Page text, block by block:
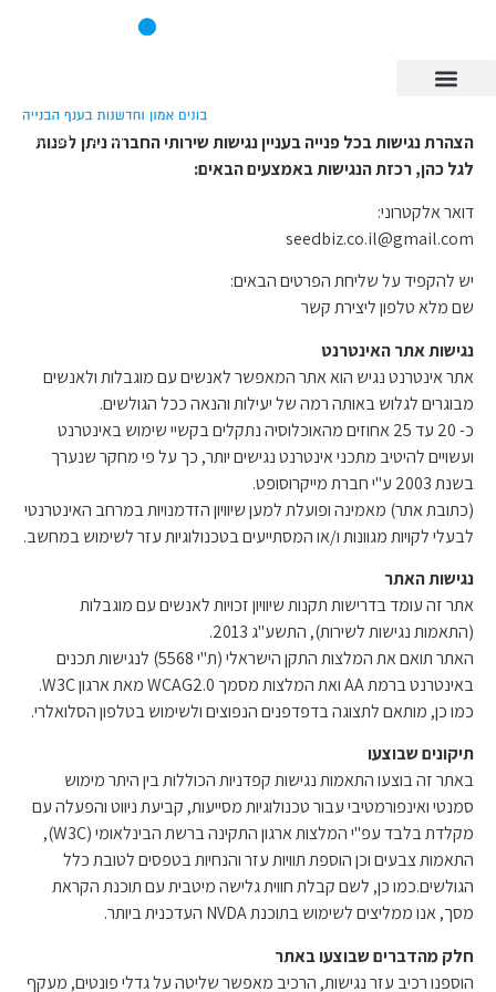
מס' קבלן רשום 37827
הצהרת נגישות בכל פנייה בעניין נגישות שירותי החברה ניתן לפנות
לגל כהן, רכזת הנגישות באמצעים הבאים:
דואר אלקטרוני:
seedbiz.co.il@gmail.com
יש להקפיד על שליחת הפרטים הבאים:
שם מלא טלפון ליצירת קשר
נגישות אתר האינטרנט
אתר אינטרנט נגיש הוא אתר המאפשר לאנשים עם מוגבלות ולאנשים
מבוגרים לגלוש באותה רמה של יעילות והנאה ככל הגולשים.
כ- 20 עד 25 אחוזים מהאוכלוסיה נתקלים בקשיי שימוש באינטרנט
ועשויים להיטיב מתכני אינטרנט נגישים יותר, כך על פי מחקר שנערך
בשנת 2003 ע"י חברת מייקרוסופט.
(כתובת אתר) מאמינה ופועלת למען שיוויון הזדמנויות במרחב האינטרנטי
לבעלי לקויות מגוונות ו/או המסתייעים בטכנולוגיות עזר לשימוש במחשב.
נגישות האתר
אתר זה עומד בדרישות תקנות שיוויון זכויות לאנשים עם מוגבלות
(התאמות נגישות לשירות), התשע"ג 2013.
האתר תואם את המלצות התקן הישראלי (ת"י 5568) לנגישות תכנים
באינטרנט ברמת AA ואת המלצות מסמך WCAG2.0 מאת ארגון W3C.
כמו כן, מותאם לתצוגה בדפדפנים הנפוצים ולשימוש בטלפון הסלואלרי.
תיקונים שבוצעו
באתר זה בוצעו התאמות נגישות קפדניות הכוללות בין היתר מימוש
סמנטי ואינפורמטיבי עבור טכנולוגיות מסייעות, קביעת ניווט והפעלה עם
מקלדת בלבד עפ"י המלצות ארגון התקינה ברשת הבינלאומי (W3C),
התאמות צבעים וכן הוספת תוויות עזר והנחיות בטפסים לטובת כלל
הגולשים.כמו כן, לשם קבלת חווית גלישה מיטבית עם תוכנת הקראת
מסך, אנו ממליצים לשימוש בתוכנת NVDA העדכנית ביותר.
חלק מהדברים שבוצעו באתר
הוספנו רכיב עזר נגישות, הרכיב מאפשר שליטה על גדלי פונטים, מעקף